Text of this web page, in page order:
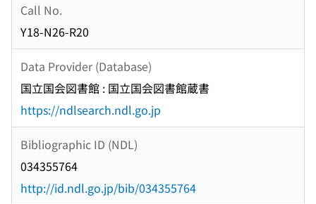
Call No.
Y18-N26-R20
Data Provider (Database)
国立国会図書館 : 国立国会図書館蔵書
https://ndlsearch.ndl.go.jp
Bibliographic ID (NDL)
034355764
http://id.ndl.go.jp/bib/034355764